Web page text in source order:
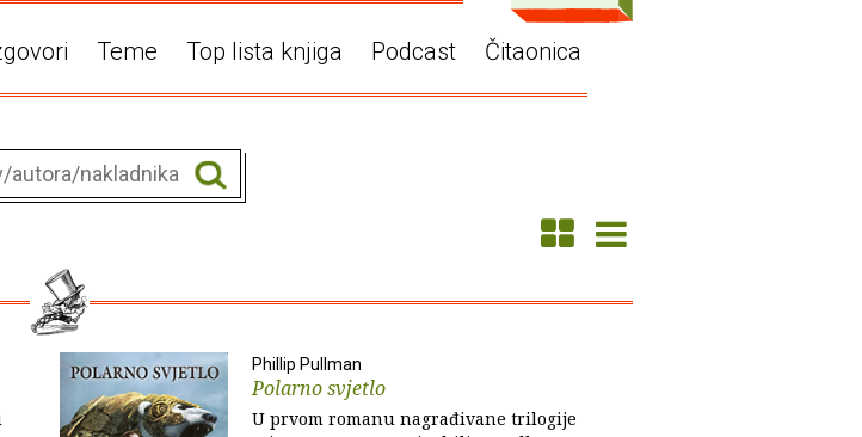
Teme Top lista knjiga Podcast Čitaonica
Phillip Pullman
Polarno svjetlo
U prvom romanu nagrađivane trilogije